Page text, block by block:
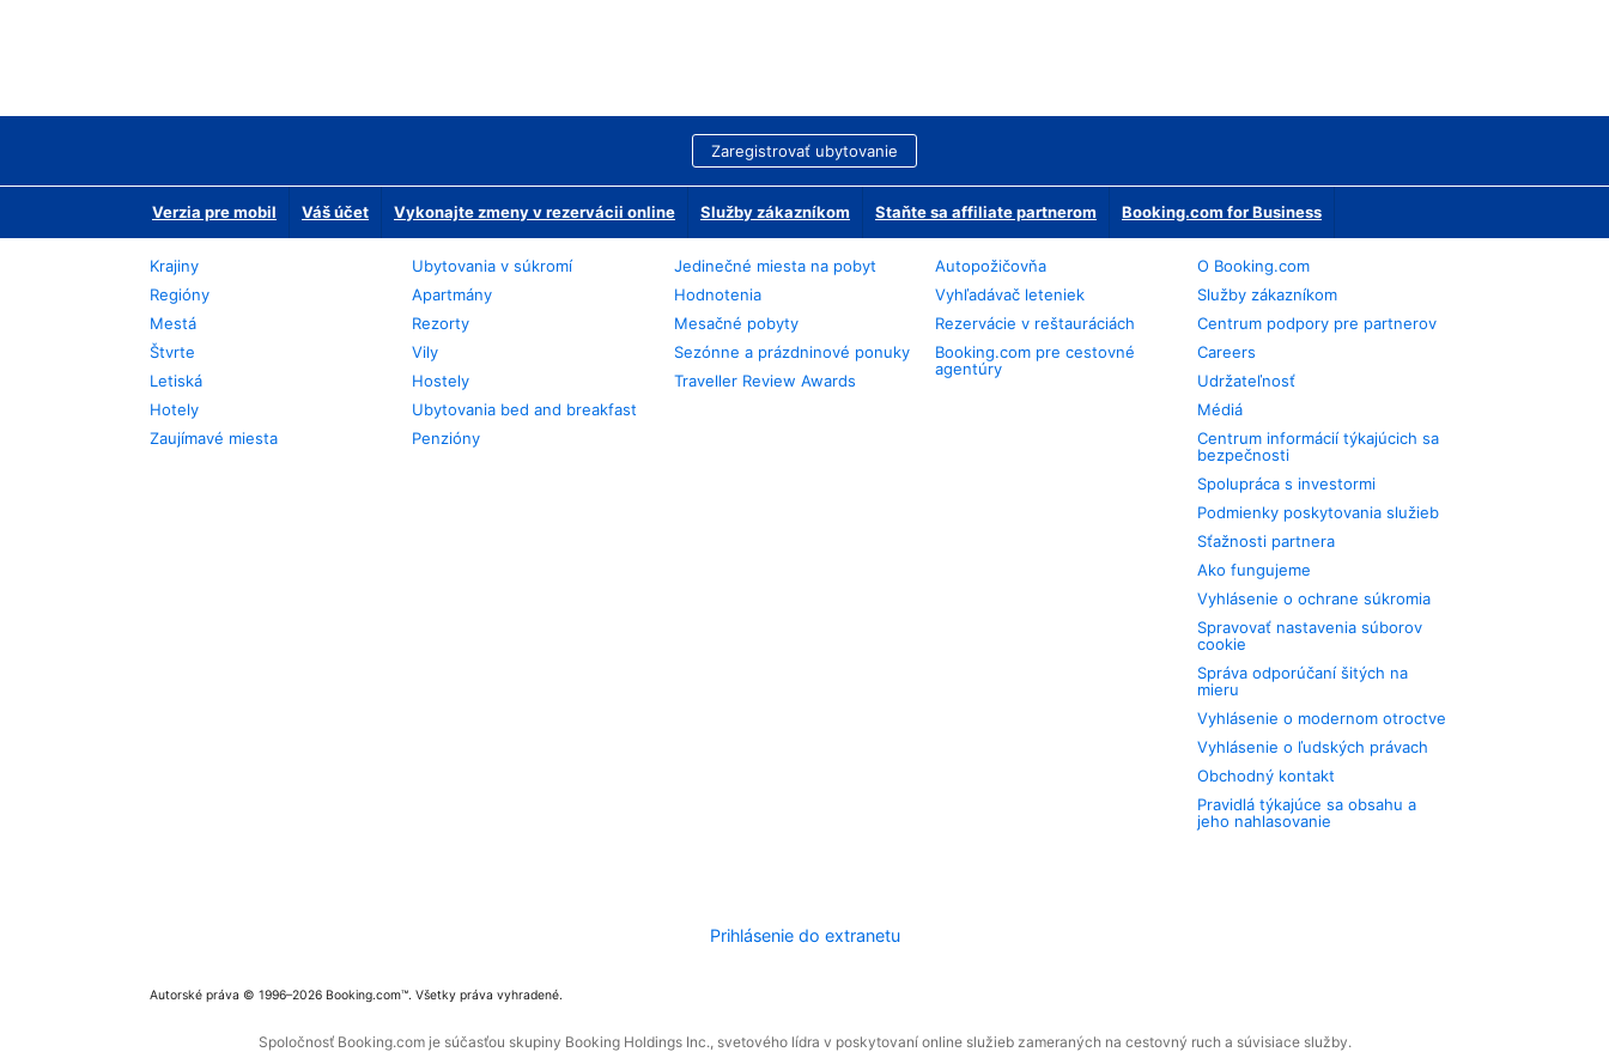
Zaregistrovať ubytovanie
Verzia pre mobil Váš účet Vykonajte zmeny v rezervácii online Služby zákazníkom Staňte sa affiliate partnerom Booking.com for Business
Krajiny
Regióny
Mestá
Štvrte
Letiská
Hotely
Zaujímavé miesta
Ubytovania v súkromí
Apartmány
Rezorty
Vily
Hostely
Ubytovania bed and breakfast
Penzióny
Jedinečné miesta na pobyt
Hodnotenia
Mesačné pobyty
Sezónne a prázdninové ponuky
Traveller Review Awards
Autopožičovňa
Vyhľadávač leteniek
Rezervácie v reštauráciách
Booking.com pre cestovné
agentúry
O Booking.com
Služby zákazníkom
Centrum podpory pre partnerov
Careers
Udržateľnosť
Médiá
Centrum informácií týkajúcich sa
bezpečnosti
Spolupráca s investormi
Podmienky poskytovania služieb
Sťažnosti partnera
Ako fungujeme
Vyhlásenie o ochrane súkromia
Spravovať nastavenia súborov
cookie
Správa odporúčaní šitých na
mieru
Vyhlásenie o modernom otroctve
Vyhlásenie o ľudských právach
Obchodný kontakt
Pravidlá týkajúce sa obsahu a
jeho nahlasovanie
Prihlásenie do extranetu
Autorské práva © 1996–2026 Booking.com™. Všetky práva vyhradené.
Spoločnosť Booking.com je súčasťou skupiny Booking Holdings Inc., svetového lídra v poskytovaní online služieb zameraných na cestovný ruch a súvisiace služby.